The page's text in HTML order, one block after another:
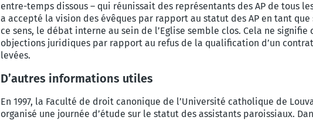
entre-temps dissous – qui réunissait des représentants des AP de tous
a accepté la vision des évêques par rapport au statut des AP en tant
ce sens, le débat interne au sein de l’Eglise semble clos. Cela ne
objections juridiques par rapport au refus de la qualification d’un
levées.
D’autres informations utiles
En 1997, la Faculté de droit canonique de l’Université catholique de
organisé une journée d’étude sur le statut des assistants paroissiaux.